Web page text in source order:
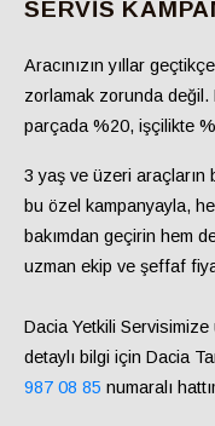
SERVIS
Aracınızın yıllar
zorlamak zorunda değil.
parçada %20, işçilikte
3 yaş ve üzeri araçların
bu özel kampanyayla,
bakımdan geçirin hem
uzman ekip ve şeffaf
Dacia Yetkili Servisimize
detaylı bilgi için Dacia
987 08 85 numaralı